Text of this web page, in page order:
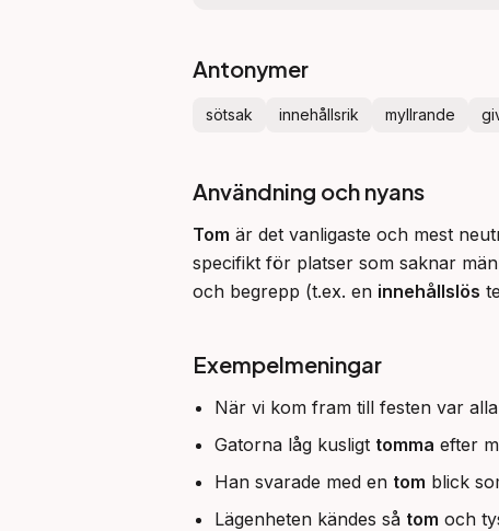
Antonymer
sötsak innehållsrik myllrande
Användning och nyans
Tom är det vanligaste och mest
specifikt för platser som saknar
och begrepp (t.ex. en innehållslös
Exempelmeningar
När vi kom fram till festen var
Gatorna låg kusligt tomma efter
Han svarade med en tom blick
Lägenheten kändes så tom och